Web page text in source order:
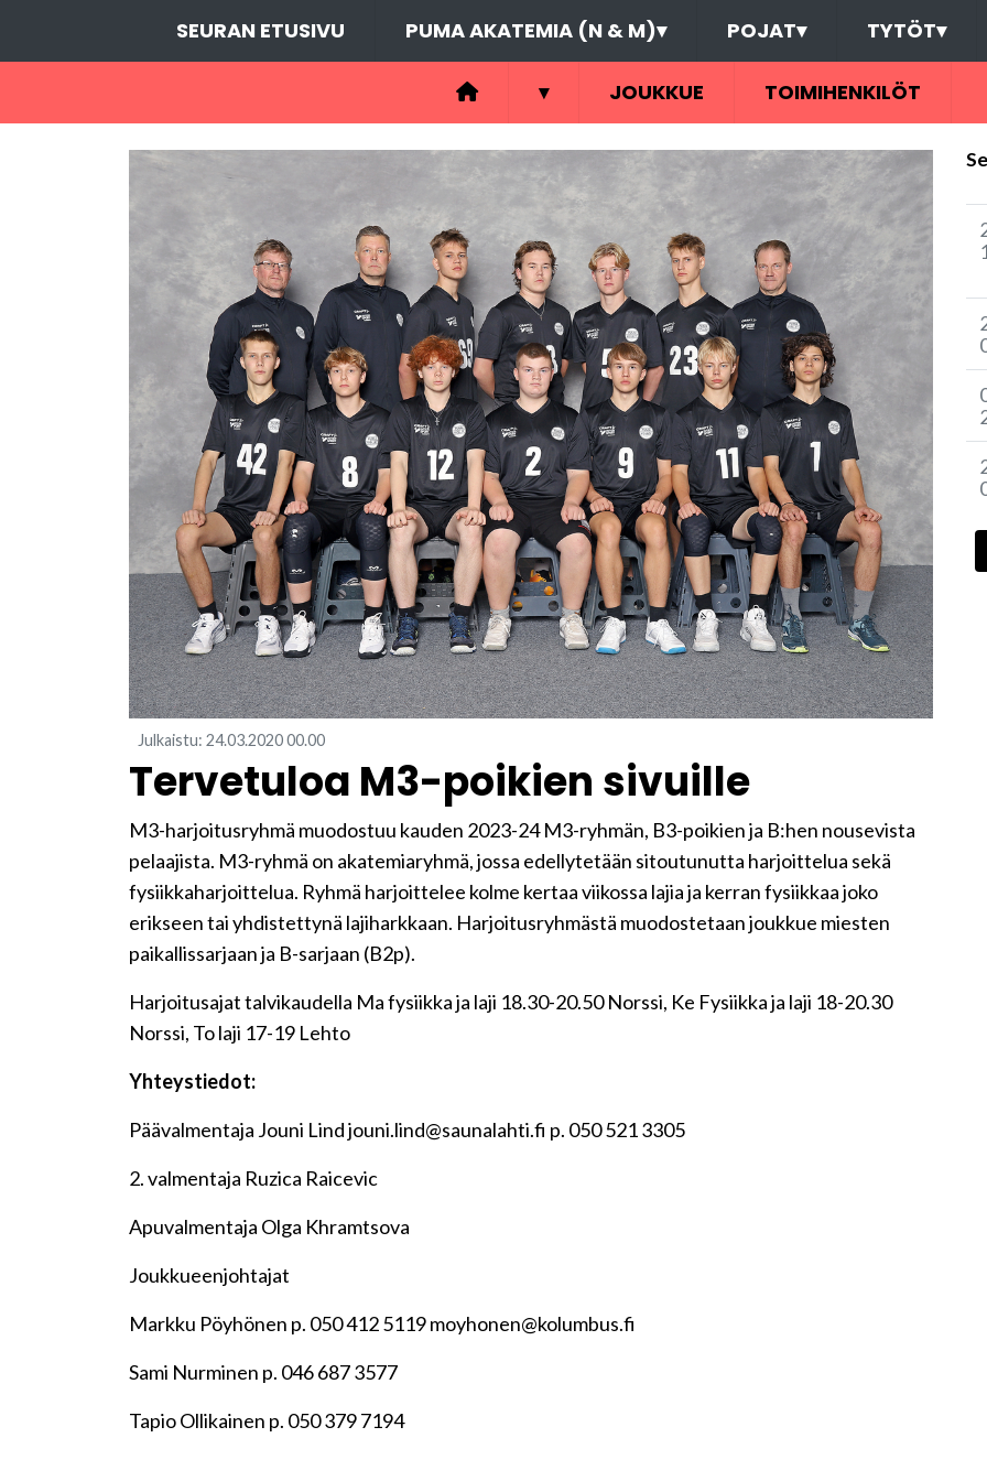
SEURAN ETUSIVU PUMA AKATEMIA (N & M)▾ POJAT▾ TYTÖT▾
▾ JOUKKUE TOIMIHENKILÖT
Julkaistu: 24.03.202000.00
Tervetuloa M3-poikien sivuille
M3-harjoitusryhmä muodostuu kauden 2023-24 M3-ryhmän, B3-poikien ja B:hen nousevista
pelaajista. M3-ryhmä on akatemiaryhmä, jossa edellytetään sitoutunutta harjoittelua sekä
fysiikkaharjoittelua. Ryhmä harjoittelee kolme kertaa viikossa lajia ja kerran fysiikkaa joko
erikseen tai yhdistettynä lajiharkkaan. Harjoitusryhmästä muodostetaan joukkue miesten
paikallissarjaan ja B-sarjaan (B2p).
Harjoitusajat talvikaudella Ma fysiikka ja laji 18.30-20.50 Norssi, Ke Fysiikka ja laji 18-20.30
Norssi, To laji 17-19 Lehto
Yhteystiedot:
Päävalmentaja Jouni Lind jouni.lind@saunalahti.fi p. 050 521 3305
2. valmentaja Ruzica Raicevic
Apuvalmentaja Olga Khramtsova
Joukkueenjohtajat
Markku Pöyhönen p. 050 412 5119 moyhonen@kolumbus.fi
Sami Nurminen p. 046 687 3577
Tapio Ollikainen p. 050 379 7194